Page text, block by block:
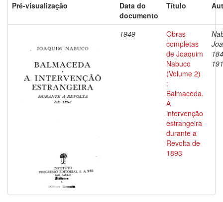
Pré-visualização
Data do
documento
Título
1949
Obras
completas
de Joaquim
Nabuco
(Volume 2)
:
Balmaceda.
A
intervenção
estrangeira
durante a
Revolta de
1893